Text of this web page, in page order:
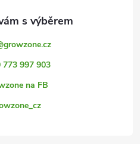
growzone.cz
773 997 903
na FB